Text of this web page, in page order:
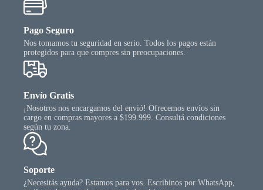
Pago Seguro
Nos tomamos tu seguridad en serio. Todos los pagos están
protegidos para que compres sin preocupaciones.
Envío Gratis
¡Nosotros nos encargamos del envió! Ofrecemos envíos sin
cargo en compras mayores a $199.999. Consultá condiciones
según tu zona.
Soporte
¿Necesitás ayuda? Estamos para vos. Escribinos por WhatsApp,